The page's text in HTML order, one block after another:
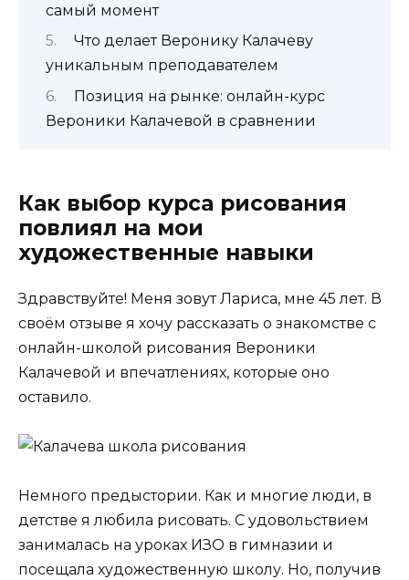
самый момент
Что делает Веронику Калачеву
уникальным преподавателем
Позиция на рынке: онлайн-курс
Вероники Калачевой в сравнении
Как выбор курса рисования
повлиял на мои
художественные навыки
Здравствуйте! Меня зовут Лариса, мне 45 лет. В
своём отзыве я хочу рассказать о знакомстве с
онлайн-школой рисования Вероники
Калачевой и впечатлениях, которые оно
оставило.
Немного предыстории. Как и многие люди, в
детстве я любила рисовать. С удовольствием
занималась на уроках ИЗО в гимназии и
посещала художественную школу. Но, получив